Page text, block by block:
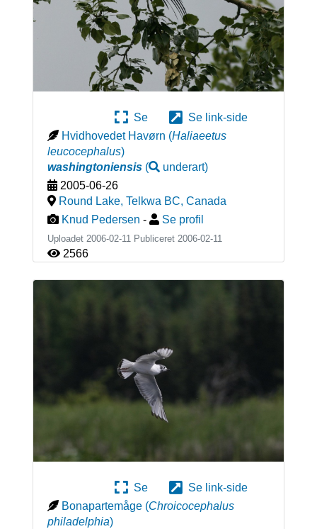
Se
Se link-side
Hvidhovedet Havørn (Haliaeetus
leucocephalus)
washingtoniensis( underart)
2005-06-26
Round Lake, Telkwa BC, Canada
Knud Pedersen - Se profil
Uploadet 2006-02-11 Publiceret 2006-02-11
2566
Se
Se link-side
Bonapartemåge (Chroicocephalus
philadelphia)